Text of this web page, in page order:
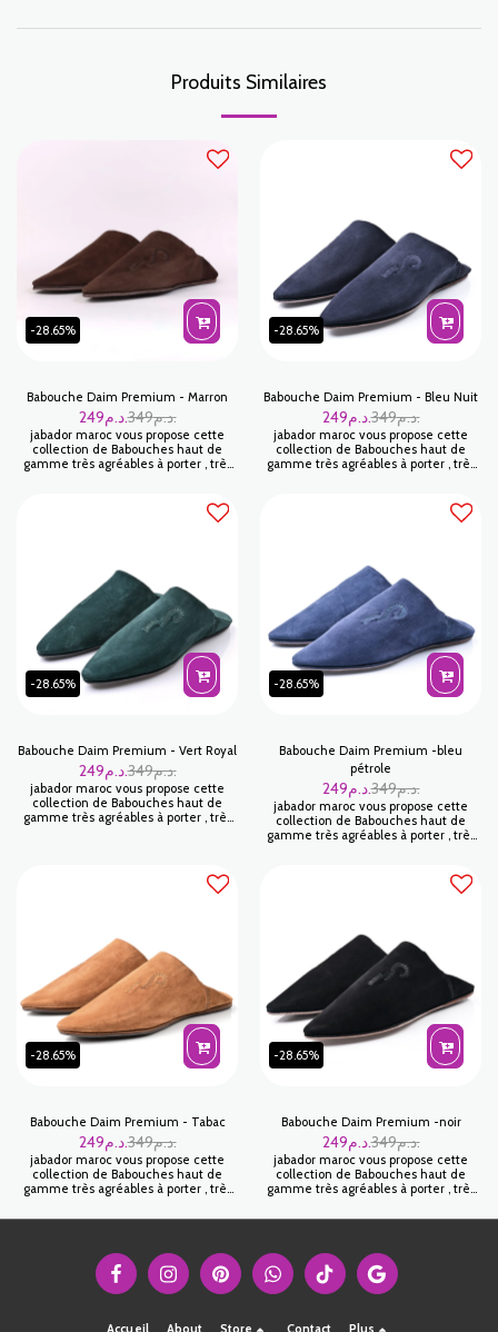
Produits Similaires
-28.65%
Babouche Daim Premium - Marron
349 د.م. 249 د.م.
jabador maroc vous propose cette
collection de Babouches haut de
gamme très agréables à porter , très
avec de belles couleurs . Usage
-28.65%
Babouche Daim Premium - Bleu Nuit
349 د.م. 249 د.م.
jabador maroc vous propose cette
collection de Babouches haut de
gamme très agréables à porter , très
avec de belles couleurs . Usage
-28.65%
Babouche Daim Premium - Vert Royal
349 د.م. 249 د.م.
jabador maroc vous propose cette
collection de Babouches haut de
gamme très agréables à porter , très
-28.65%
Babouche Daim Premium -bleu
pétrole
349 د.م. 249 د.م.
jabador maroc vous propose cette
collection de Babouches haut de
gamme très agréables à porter , très
avec de belles couleurs . Usage
-28.65%
Babouche Daim Premium - Tabac
349 د.م. 249 د.م.
jabador maroc vous propose cette
collection de Babouches haut de
gamme très agréables à porter , très
grande souplesse. Un look unique
-28.65%
Babouche Daim Premium -noir
349 د.م. 249 د.م.
jabador maroc vous propose cette
collection de Babouches haut de
gamme très agréables à porter , très
grande souplesse. Un look unique
Accueil About Store Contact Plus